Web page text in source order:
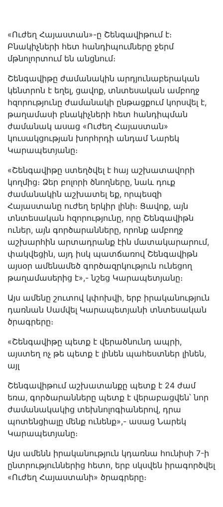
«Ուժեղ Հայաստան»-ը Շենգավիթում է։
Բնակիչների հետ հանդիպումները ջերմ
մթնոլորտում են անցնում։
Շենգավիթը ժամանակին արդյունաբերական
կենտրոն է եղել, ցավոք, տնտեսական ամբողջ
հզորությունը ժամանակի ընթացքում կորսվել է,
թաղամասի բնակիչների հետ հանդիպման
ժամանակ ասաց «Ուժեղ Հայաստան»
կուսակցության խորհրդի անդամ Նարեկ
Կարապետյանը։
«Շենգավիթը ստեղծվել է հայ աշխատավորի
կողմից։ Ձեր բոլորի ծնողները, նաև դուք
ժամանակին աշխատել եք, որպեսզի
Հայաստանը ուժեղ երկիր լինի։ Ցավոք, այն
տնտեսական հզորությունը, որը Շենգավիթն
ուներ, այն գործարանները, որոնք ամբողջ
աշխարհին արտադրանք էին մատակարարում,
փակվեցին, այդ իսկ պատճառով Շենգավիթն
այսօր ամենամեծ գործազրկություն ունեցող
թաղամասերից է»,- նշեց Կարապետյանը։
Այս ամենը շուտով կփոխվի, երբ իրականություն
դառնան Սամվել Կարապետյանի տնտեսական
ծրագրերը։
«Շենգավիթը պետք է վերածնունդ ապրի,
այստեղ ոչ թե պետք է լինեն պահեստներ լինեն,
այլ
Շենգավիթում աշխատանքը պետք է 24 ժամ
եռա, գործարանները պետք է վերաբացվեն՝ նոր
ժամանակակից տեխնոլոգիաներով, դրա
պոտենցիալը մենք ունենք»,- ասաց Նարեկ
Կարապետյանը։
Այս ամենն իրականություն կդառնա հունիսի 7-ի
ընտրություններից հետո, երբ սկսվեն իրագործվել
«Ուժեղ Հայաստանի» ծրագրերը։